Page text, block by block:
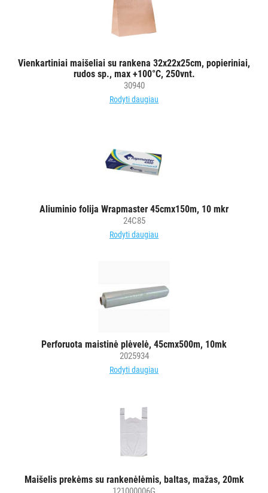
Kiti
Vienkartiniai maišeliai su rankena 32x22x25cm, popieriniai,
rudos sp., max +100°C, 250vnt.
30940
Rodyti daugiau
Aliuminio folija Wrapmaster 45cmx150m, 10 mkr
24C85
Rodyti daugiau
Perforuota maistinė plėvelė, 45cmx500m, 10mk
2025934
Rodyti daugiau
Maišelis prekėms su rankenėlėmis, baltas, mažas, 20mk